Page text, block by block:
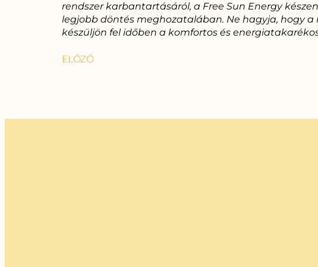
rendszer karbantartásáról, a Free Sun Energy
legjobb döntés meghozatalában. Ne hagyja, hogy a
készüljön fel időben a komfortos és
ELŐZŐ